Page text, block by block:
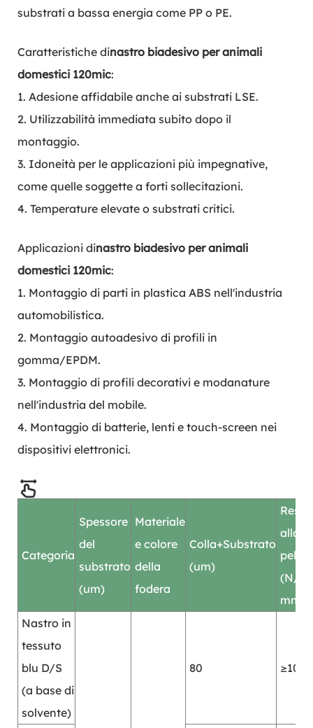
substrati a bassa energia come PP o PE.
Caratteristiche dinastro biadesivo per animali
domestici 120mic:
1. Adesione affidabile anche ai substrati LSE.
2. Utilizzabilità immediata subito dopo il
montaggio.
3. Idoneità per le applicazioni più impegnative,
come quelle soggette a forti sollecitazioni.
4. Temperature elevate o substrati critici.
Applicazioni dinastro biadesivo per animali
domestici 120mic:
1. Montaggio di parti in plastica ABS nell'industria
automobilistica.
2. Montaggio autoadesivo di profili in
gomma/EPDM.
3. Montaggio di profili decorativi e modanature
nell'industria del mobile.
4. Montaggio di batterie, lenti e touch-screen nei
dispositivi elettronici.
Categoria
Spessore
del
substrato
(um)
Materiale
e colore
della
fodera
Colla+Substrato
(um)
alla
(N/25
mm)
Nastro in
tessuto
blu D/S
(a base di
solvente)
80 ≥10